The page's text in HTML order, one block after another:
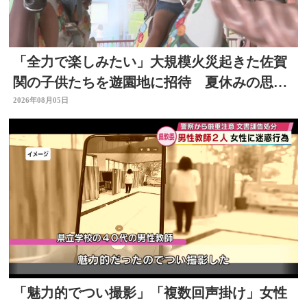
「全力で楽しみたい」大規模火災起きた佐賀
関の子供たちを遊園地に招待 夏休みの思い
出作りに 大分
2026年08月05日
「魅力的でつい撮影」「複数回声掛け」女性